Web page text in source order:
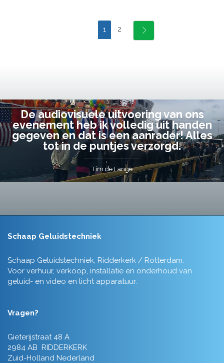
1 2
De audiovisuele uitvoering van ons
evenement heb ik volledig uit handen
gegeven en dat is een aanrader! Alles
tot in de puntjes verzorgd.
Tim de Lange
Schaap Geluidstechniek
Schaap Geluidstechniek, Ridderkerk / Rotterdam.
Voor verhuur, verkoop, installatie en onderhoud van
geluid- en video en licht apparatuur.
Vragen?
Gieterijstraat 48 A
2984 AB RIDDERKERK
Zuid-Holland Nederland